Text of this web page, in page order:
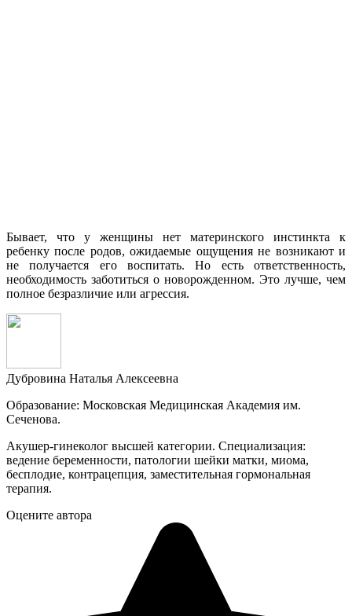
Бывает, что у женщины нет материнского инстинкта к
ребенку после родов, ожидаемые ощущения не возникают и
не получается его воспитать. Но есть ответственность,
необходимость заботиться о новорожденном. Это лучше, чем
полное безразличие или агрессия.
Дубровина Наталья Алексеевна
Образование: Московская Медицинская Академия им.
Сеченова.
Акушер-гинеколог высшей категории. Специализация:
ведение беременности, патологии шейки матки, миома,
бесплодие, контрацепция, заместительная гормональная
терапия.
Оцените автора